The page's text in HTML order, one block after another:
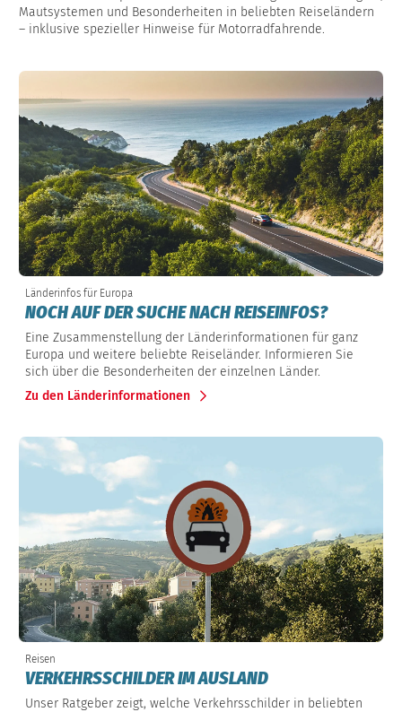
Mautsystemen und Besonderheiten in beliebten Reiseländern
– inklusive spezieller Hinweise für Motorradfahrende.
Länderinfos für Europa
NOCH AUF DER SUCHE NACH REISEINFOS?
Eine Zusammenstellung der Länderinformationen für ganz
Europa und weitere beliebte Reiseländer. Informieren Sie
sich über die Besonderheiten der einzelnen Länder.
Zu den Länderinformationen
Reisen
VERKEHRSSCHILDER IM AUSLAND
Unser Ratgeber zeigt, welche Verkehrsschilder in beliebten